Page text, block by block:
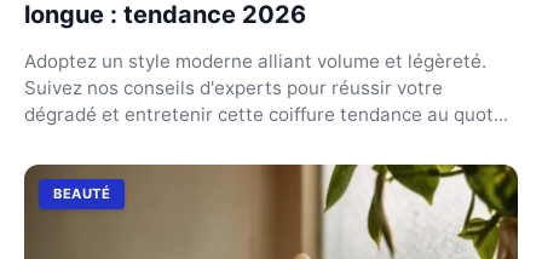
longue : tendance 2026
Adoptez un style moderne alliant volume et légèreté.
Suivez nos conseils d'experts pour réussir votre
dégradé et entretenir cette coiffure tendance au quot...
BEAUTÉ